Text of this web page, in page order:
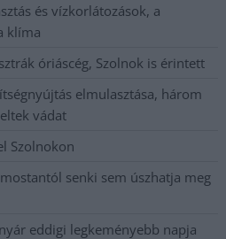
és vízkorlátozások, a
klíma
óriáscég, Szolnok is érintett
elmulasztása, három
vádat
Szolnokon
senki sem úszhatja meg
eddigi legkeményebb napja